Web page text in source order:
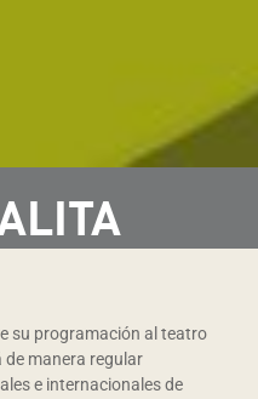
su programación al teatro
de manera regular
e internacionales de